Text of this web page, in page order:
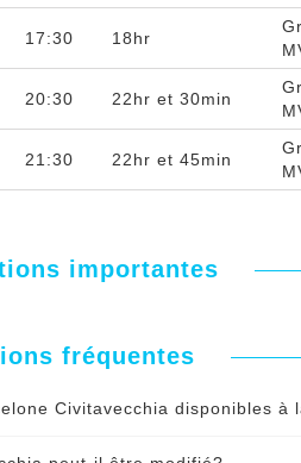
17:30 18hr
20:30 22hr et 30min
21:30 22hr et 45min
importantes
fréquentes
Civitavecchia disponibles à